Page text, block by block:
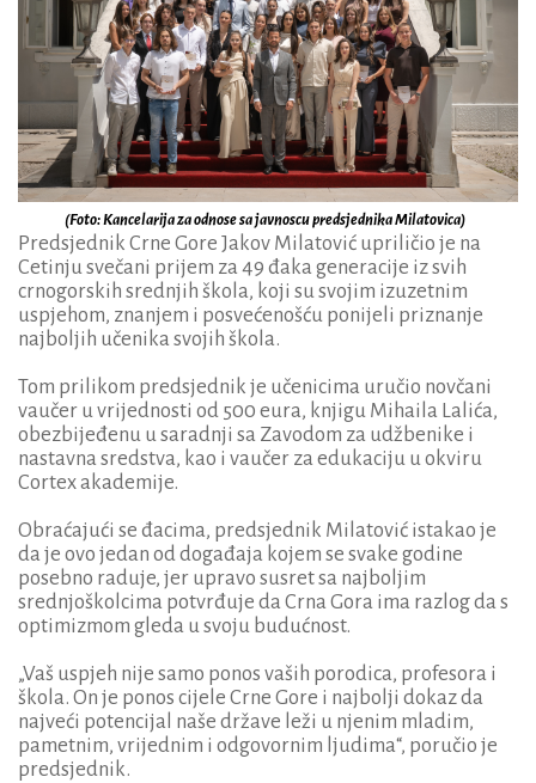
(Foto: Kancelarija za odnose sa javnoscu predsjednika Milatovica)
Predsjednik Crne Gore Jakov Milatović upriličio je na
Cetinju svečani prijem za 49 đaka generacije iz svih
crnogorskih srednjih škola, koji su svojim izuzetnim
uspjehom, znanjem i posvećenošću ponijeli priznanje
najboljih učenika svojih škola.
Tom prilikom predsjednik je učenicima uručio novčani
vaučer u vrijednosti od 500 eura, knjigu Mihaila Lalića,
obezbijeđenu u saradnji sa Zavodom za udžbenike i
nastavna sredstva, kao i vaučer za edukaciju u okviru
Cortex akademije.
Obraćajući se đacima, predsjednik Milatović istakao je
da je ovo jedan od događaja kojem se svake godine
posebno raduje, jer upravo susret sa najboljim
srednjoškolcima potvrđuje da Crna Gora ima razlog da s
optimizmom gleda u svoju budućnost.
„Vaš uspjeh nije samo ponos vaših porodica, profesora i
škola. On je ponos cijele Crne Gore i najbolji dokaz da
najveći potencijal naše države leži u njenim mladim,
pametnim, vrijednim i odgovornim ljudima“, poručio je
predsjednik.